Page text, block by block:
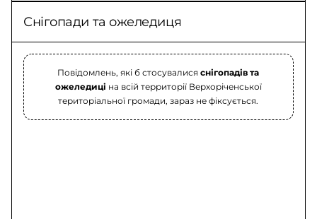
Снігопади та ожеледиця
Повідомлень, які б стосувалисяснігопадів та
ожеледиці на всій территорії Верхоріченської
територіальної громади, зараз не фіксується.